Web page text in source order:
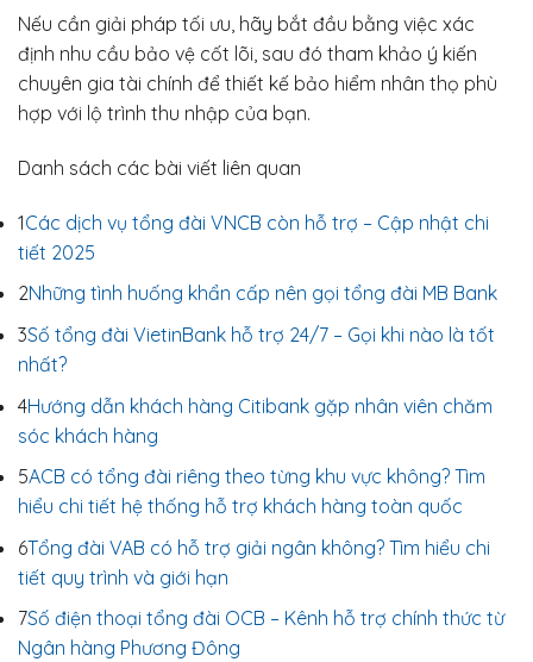
Nếu cần giải pháp tối ưu, hãy bắt đầu bằng việc xác
định nhu cầu bảo vệ cốt lõi, sau đó tham khảo ý kiến
chuyên gia tài chính để thiết kế bảo hiểm nhân thọ phù
hợp với lộ trình thu nhập của bạn.
Danh sách các bài viết liên quan
1Các dịch vụ tổng đài VNCB còn hỗ trợ – Cập nhật chi
tiết 2025
2Những tình huống khẩn cấp nên gọi tổng đài MB Bank
3Số tổng đài VietinBank hỗ trợ 24/7 – Gọi khi nào là tốt
nhất?
4Hướng dẫn khách hàng Citibank gặp nhân viên chăm
sóc khách hàng
5ACB có tổng đài riêng theo từng khu vực không? Tìm
hiểu chi tiết hệ thống hỗ trợ khách hàng toàn quốc
6Tổng đài VAB có hỗ trợ giải ngân không? Tìm hiểu chi
tiết quy trình và giới hạn
7Số điện thoại tổng đài OCB – Kênh hỗ trợ chính thức từ
Ngân hàng Phương Đông